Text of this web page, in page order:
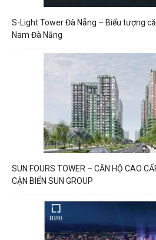
S-Light Tower Đà Nẵng – Biểu tượng
Nam Đà Nẵng
SUN FOURS TOWER – CĂN HỘ CAO
CẬN BIỂN SUN GROUP